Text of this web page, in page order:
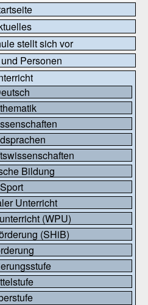
stellt sich vor
Personen
Bildung
Sport
Unterricht
(WPU)
(SHiB)